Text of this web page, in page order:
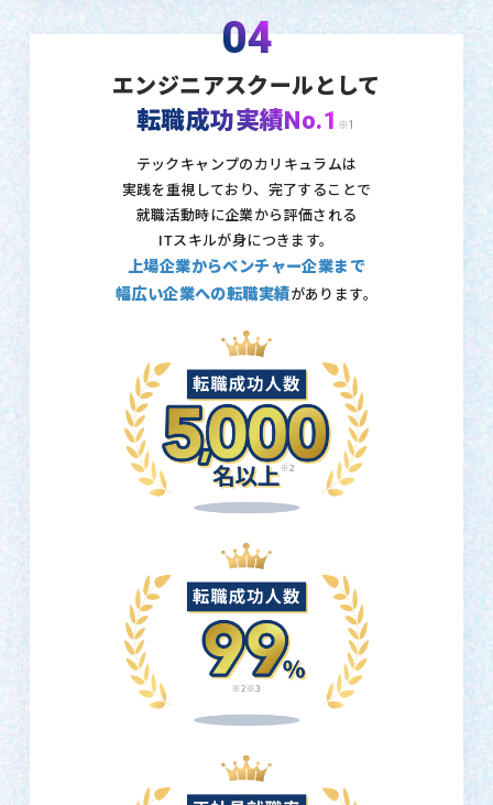
04
エンジニアスクールとして
転職成功実績No.1 ※1
テックキャンプのカリキュラムは
実践を重視しており、 完了することで
就職活動時に企業から評価される
ITスキルが身につきます。
上場企業からベンチャー企業まで
幅広い企業への転職実績があります。